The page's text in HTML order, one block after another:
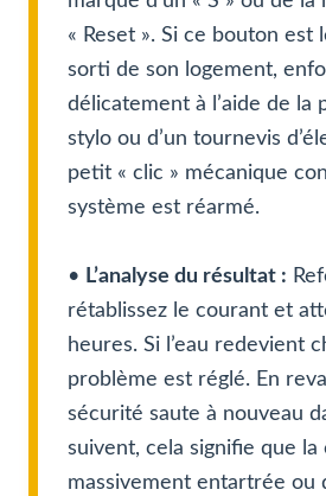
« Reset ». Si ce bouton est
sorti de son logement,
délicatement à l’aide de la
stylo ou d’un tournevis
petit « clic » mécanique
système est réarmé.
• L’analyse du résultat :
rétablissez le courant et
heures. Si l’eau redevient
problème est réglé. En
sécurité saute à nouveau
suivent, cela signifie que la
massivement entartrée ou